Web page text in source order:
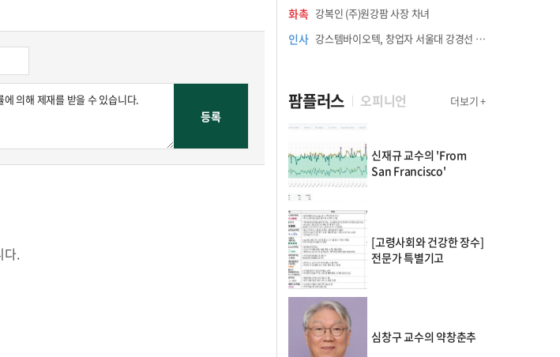
다.
화촉 강복인 (주)원강팜 사장 차녀
인사 강스템바이오텍, 창업자 서울대 강경선 교수 최고과학책임자 선임
팜플러스 오피니언 더보기 +
신재규 교수의 'From
San Francisco'
[고령사회와 건강한 장수]
전문가 특별기고
심창구 교수의 약창춘추